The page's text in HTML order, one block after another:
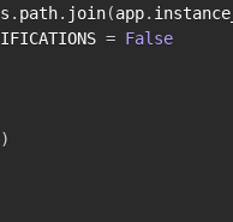
. path. join(app.
= False
)